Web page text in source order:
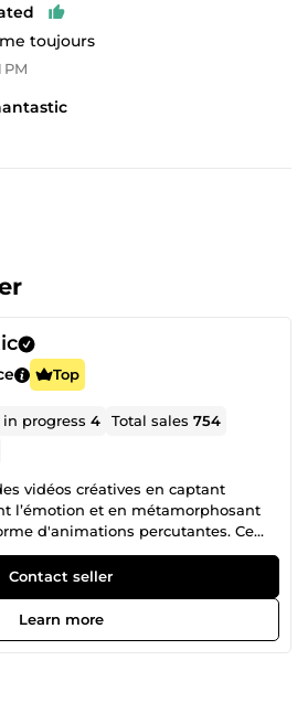
toujours
PM
Top
in progress4 Total sales754
vidéos créatives en captant
l’émotion et en métamorphosant
d'animations percutantes. Ce
-Vidéo explicative &amp; motion
&amp; vidéo corporate -Montage
logo &amp; intro/outro -
sociaux (Instagram, YouTube,
Fort d'une expérience auprès de
Contact seller
Learn more